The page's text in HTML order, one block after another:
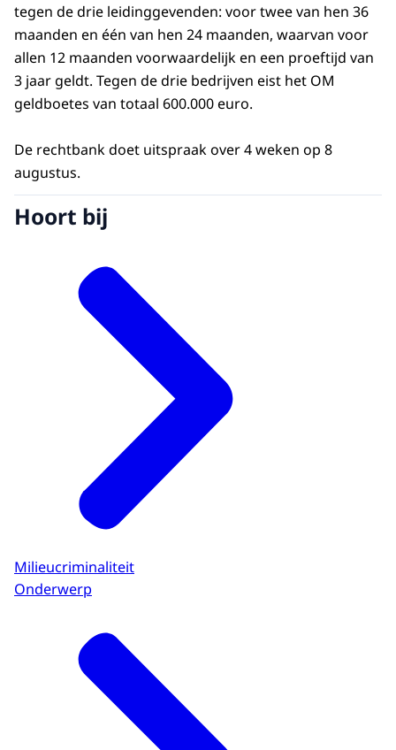
tegen de drie leidinggevenden: voor twee van hen 36
maanden en één van hen 24 maanden, waarvan voor
allen 12 maanden voorwaardelijk en een proeftijd van
3 jaar geldt. Tegen de drie bedrijven eist het OM
geldboetes van totaal 600.000 euro.
De rechtbank doet uitspraak over 4 weken op 8
augustus.
Hoort bij
Milieucriminaliteit
Onderwerp